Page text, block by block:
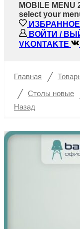
MOBILE MENU
select your
ИЗБРАННОЕ
ВОЙТИ /
VKONTAKTE
Главная /
/ Столы новые
Назад